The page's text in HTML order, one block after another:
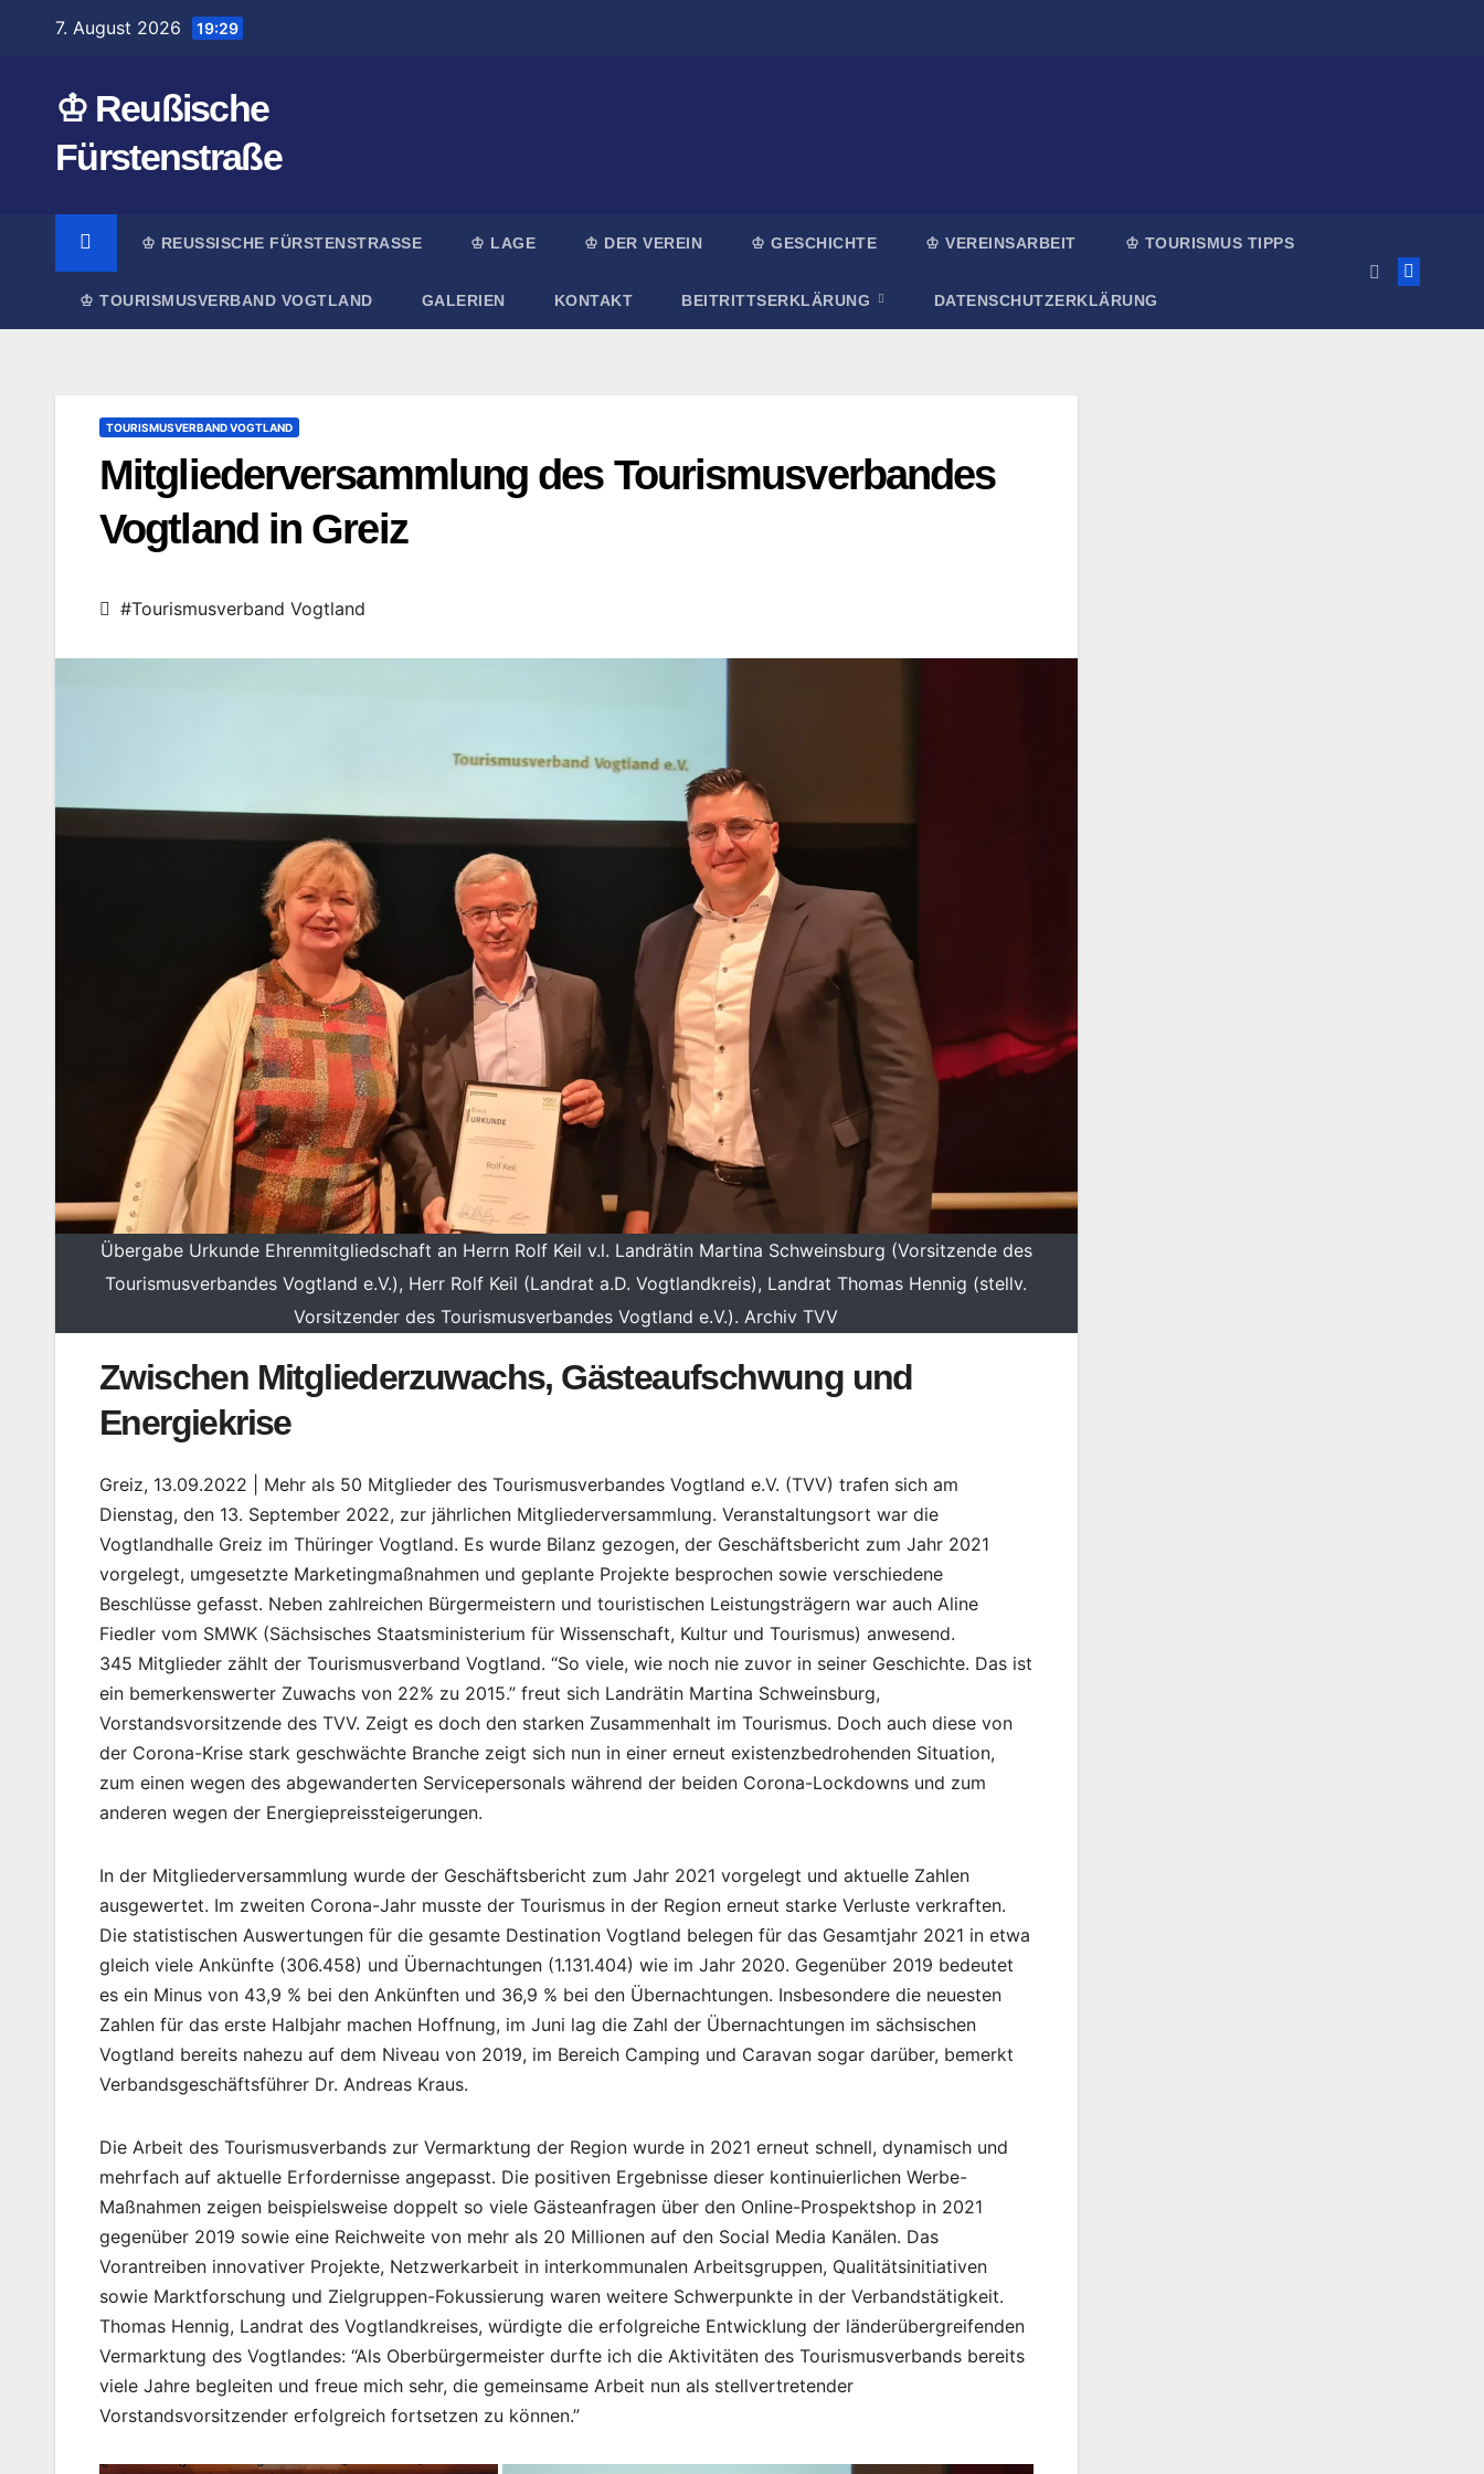
7. August 2026 19:29
♔ Reußische
Fürstenstraße
♔ REUSSISCHE FÜRSTENSTRASSE ♔ LAGE ♔ DER VEREIN ♔ GESCHICHTE ♔ VEREINSARBEIT ♔ TOURISMUS TIPPS
♔ TOURISMUSVERBAND VOGTLAND GALERIEN KONTAKT BEITRITTSERKLÄRUNG DATENSCHUTZERKLÄRUNG
TOURISMUSVERBAND VOGTLAND
Mitgliederversammlung des Tourismusverbandes
Vogtland in Greiz
#Tourismusverband Vogtland
Übergabe Urkunde Ehrenmitgliedschaft an Herrn Rolf Keil v.l. Landrätin Martina Schweinsburg (Vorsitzende des
Tourismusverbandes Vogtland e.V.), Herr Rolf Keil (Landrat a.D. Vogtlandkreis), Landrat Thomas Hennig (stellv.
Vorsitzender des Tourismusverbandes Vogtland e.V.). Archiv TVV
Zwischen Mitgliederzuwachs, Gästeaufschwung und
Energiekrise
Greiz, 13.09.2022 | Mehr als 50 Mitglieder des Tourismusverbandes Vogtland e.V. (TVV) trafen sich am
Dienstag, den 13. September 2022, zur jährlichen Mitgliederversammlung. Veranstaltungsort war die
Vogtlandhalle Greiz im Thüringer Vogtland. Es wurde Bilanz gezogen, der Geschäftsbericht zum Jahr 2021
vorgelegt, umgesetzte Marketingmaßnahmen und geplante Projekte besprochen sowie verschiedene
Beschlüsse gefasst. Neben zahlreichen Bürgermeistern und touristischen Leistungsträgern war auch Aline
Fiedler vom SMWK (Sächsisches Staatsministerium für Wissenschaft, Kultur und Tourismus) anwesend.
345 Mitglieder zählt der Tourismusverband Vogtland. “So viele, wie noch nie zuvor in seiner Geschichte. Das ist
ein bemerkenswerter Zuwachs von 22% zu 2015.” freut sich Landrätin Martina Schweinsburg,
Vorstandsvorsitzende des TVV. Zeigt es doch den starken Zusammenhalt im Tourismus. Doch auch diese von
der Corona-Krise stark geschwächte Branche zeigt sich nun in einer erneut existenzbedrohenden Situation,
zum einen wegen des abgewanderten Servicepersonals während der beiden Corona-Lockdowns und zum
anderen wegen der Energiepreissteigerungen.
In der Mitgliederversammlung wurde der Geschäftsbericht zum Jahr 2021 vorgelegt und aktuelle Zahlen
ausgewertet. Im zweiten Corona-Jahr musste der Tourismus in der Region erneut starke Verluste verkraften.
Die statistischen Auswertungen für die gesamte Destination Vogtland belegen für das Gesamtjahr 2021 in etwa
gleich viele Ankünfte (306.458) und Übernachtungen (1.131.404) wie im Jahr 2020. Gegenüber 2019 bedeutet
es ein Minus von 43,9 % bei den Ankünften und 36,9 % bei den Übernachtungen. Insbesondere die neuesten
Zahlen für das erste Halbjahr machen Hoffnung, im Juni lag die Zahl der Übernachtungen im sächsischen
Vogtland bereits nahezu auf dem Niveau von 2019, im Bereich Camping und Caravan sogar darüber, bemerkt
Verbandsgeschäftsführer Dr. Andreas Kraus.
Die Arbeit des Tourismusverbands zur Vermarktung der Region wurde in 2021 erneut schnell, dynamisch und
mehrfach auf aktuelle Erfordernisse angepasst. Die positiven Ergebnisse dieser kontinuierlichen Werbe-
Maßnahmen zeigen beispielsweise doppelt so viele Gästeanfragen über den Online-Prospektshop in 2021
gegenüber 2019 sowie eine Reichweite von mehr als 20 Millionen auf den Social Media Kanälen. Das
Vorantreiben innovativer Projekte, Netzwerkarbeit in interkommunalen Arbeitsgruppen, Qualitätsinitiativen
sowie Marktforschung und Zielgruppen-Fokussierung waren weitere Schwerpunkte in der Verbandstätigkeit.
Thomas Hennig, Landrat des Vogtlandkreises, würdigte die erfolgreiche Entwicklung der länderübergreifenden
Vermarktung des Vogtlandes: “Als Oberbürgermeister durfte ich die Aktivitäten des Tourismusverbands bereits
viele Jahre begleiten und freue mich sehr, die gemeinsame Arbeit nun als stellvertretender
Vorstandsvorsitzender erfolgreich fortsetzen zu können.”